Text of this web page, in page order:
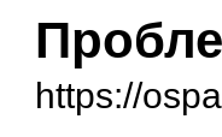
https://